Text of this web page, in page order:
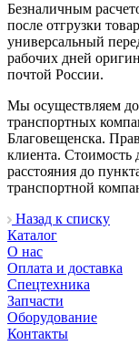
Безналичным
после отгрузки
универсальный
рабочих дней
почтой России.
Мы осуществляем
транспортных
Благовещенска.
клиента. Стоимость
расстояния до
транспортной
Назад к списку
Каталог
О нас
Оплата и доставка
Спецтехника
Запчасти
Оборудование
Контакты